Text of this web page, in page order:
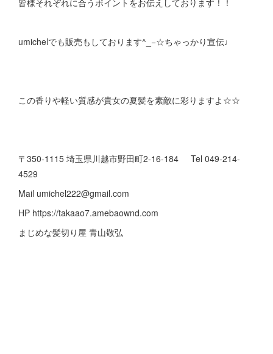
皆様それぞれに合うポイントをお伝えしております！！
umichelでも販売もしております^_−☆ちゃっかり宣伝♩
この香りや軽い質感が貴女の夏髪を素敵に彩りますよ☆☆
〒350-1115 埼玉県川越市野田町2-16-184 Tel 049-214-
4529
Mail umichel222@gmail.com
HP https://takaao7.amebaownd.com
まじめな髪切り屋 青山敬弘